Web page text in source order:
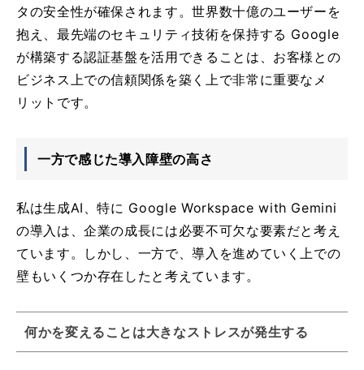
タの安全性が確保されます。世界数十億のユーザーを
抱え、最先端のセキュリティ技術を保持する Google
が構築する認証基盤を活用できることは、お客様との
ビジネス上での信頼関係を築く上で非常に重要なメ
リットです。
一方で感じた導入障壁の高さ
私は生成AI、特に Google Workspace with Gemini
の導入は、企業の成長には必要不可欠な要素だと考え
ています。しかし、一方で、導入を進めていく上での
壁もいくつか存在したと考えています。
何かを変えることは大きなストレスが発生する